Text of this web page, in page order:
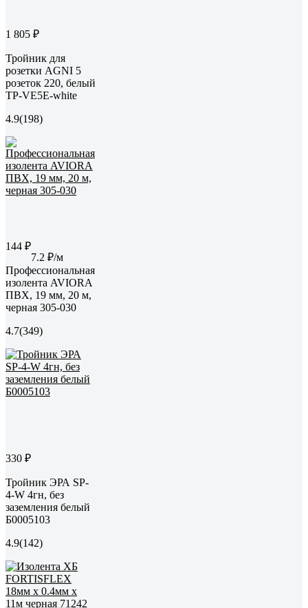
1 805 ₽
Тройник для
розетки AGNI 5
розеток 220, белый
TP-VE5E-white
4.9(198)
144 ₽
7.2 ₽/м
Профессиональная
изолента AVIORA
ПВХ, 19 мм, 20 м,
черная 305-030
4.7(349)
330 ₽
Тройник ЭРА SP-
4-W 4гн, без
заземления белый
Б0005103
4.9(142)